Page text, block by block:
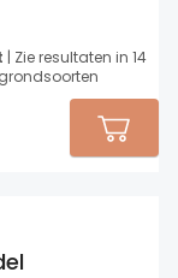
| Zie resultaten in 14